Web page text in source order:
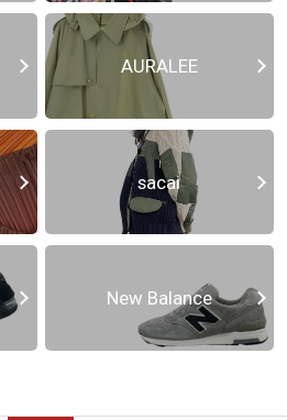
AURALEE
sacai
New Balance